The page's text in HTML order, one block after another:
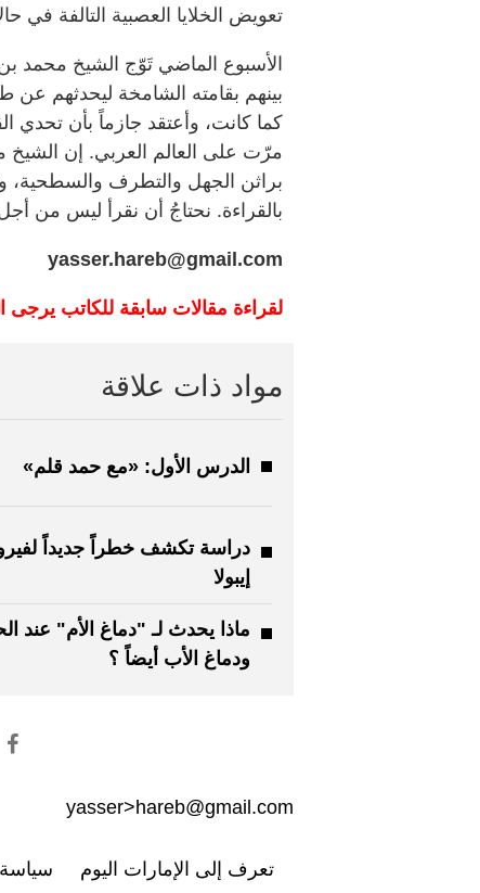
تعويض الخلايا العصبية التالفة في
الأسبوع الماضي تَوّج الشيخ محمد
بينهم بقامته الشامخة ليحدثهم عن
كما كانت، وأعتقد جازماً بأن تحدي
مرّت على العالم العربي. إن الشيخ
براثن الجهل والتطرف
بالقراءة. نحتاجُ أن نقرأ ليس من
yasser.hareb@gmail.com
لقراءة مقالات سابقة للكاتب يرجى
مواد ذات علاقة
الدرس الأول: «مع حمد قلم»
دراسة تكشف خطراً جديداً
إيبولا
ماذا يحدث لـ "دماغ الأم" عند
ودماغ الأب أيضاً ؟
yasser>hareb@gmail.com
تعرف إلى الإمارات اليوم سياسة